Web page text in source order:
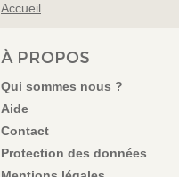
VOUS ÊTES ICI
Accueil
À PROPOS
Qui sommes nous ?
Aide
Contact
Protection des données